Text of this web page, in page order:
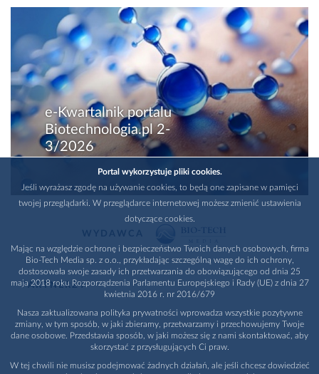
e-Kwartalnik portalu
Biotechnologia.pl 2-
3/2026
PARTNERZY
Portal wykorzystuje pliki cookies.
Jeśli wyrażasz zgodę na używanie cookies, to będą one zapisane w pamięci
twojej przeglądarki. W przeglądarce internetowej możesz zmienić ustawienia
dotyczące cookies.
Mając na względzie ochronę i bezpieczeństwo Twoich danych osobowych, firma
Bio-Tech Media sp. z o.o., przykładając szczególną wagę do ich ochrony,
dostosowała swoje zasady ich przetwarzania do obowiązującego od dnia 25
maja 2018 roku Rozporządzenia Parlamentu Europejskiego i Rady (UE) z dnia 27
kwietnia 2016 r. nr 2016/679
Nasza zaktualizowana polityka prywatności wprowadza wszystkie pozytywne
zmiany, w tym sposób, w jaki zbieramy, przetwarzamy i przechowujemy Twoje
dane osobowe. Przedstawia sposób, w jaki możesz się z nami skontaktować, aby
skorzystać z przysługujących Ci praw.
W tej chwili nie musisz podejmować żadnych działań, ale jeśli chcesz dowiedzieć